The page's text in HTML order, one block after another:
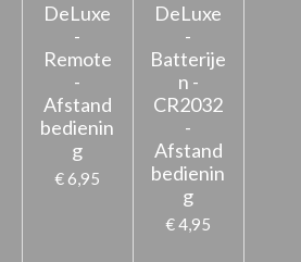
DeLuxe
-
Remote
-
Afstand
bedienin
g
€ 6,95
DeLuxe
-
Batterije
n -
CR2032
-
Afstand
bedienin
g
€ 4,95